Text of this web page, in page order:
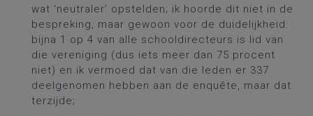
wat ‘neutraler’ opstelden; ik hoorde dit niet in de
bespreking, maar gewoon voor de duidelijkheid:
bijna 1 op 4 van alle schooldirecteurs is lid van
die vereniging (dus iets meer dan 75 procent
niet) en ik vermoed dat van die leden er 337
deelgenomen hebben aan de enquête, maar dat
terzijde;